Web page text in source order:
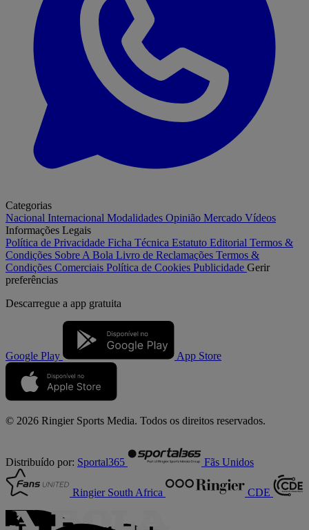
Categorias
Nacional Internacional Modalidades Opinião Mercado Vídeos
Informações Legais
Política de Privacidade Ficha Técnica Estatuto Editorial Termos &
Condições Sobre A Bola Livro de Reclamações Termos &
Condições Comerciais Política de Cookies Publicidade Gerir
preferências
Descarregue a app gratuita
Google Play App Store
© 2026 Ringier Sports Media. Todos os direitos reservados.
Distribuído por: Sportal365 Fãs Unidos
Ringier South Africa CDE